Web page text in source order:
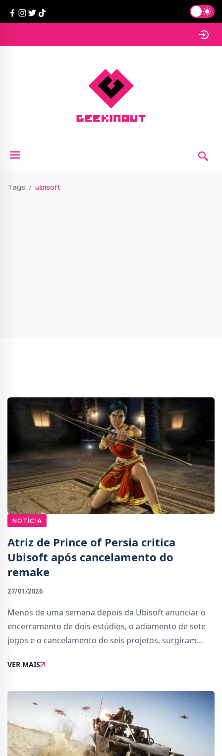
Tags ubisoft
NOTÍCIA
Atriz de Prince of Persia critica
Ubisoft após cancelamento do
remake
27/01/2026
Menos de uma semana depois da Ubisoft anunciar o
encerramento de dois estúdios, o adiamento de sete
jogos e o cancelamento de seis projetos, surgiram
decisões. Entre os títulos afetados está Pri
VER MAIS